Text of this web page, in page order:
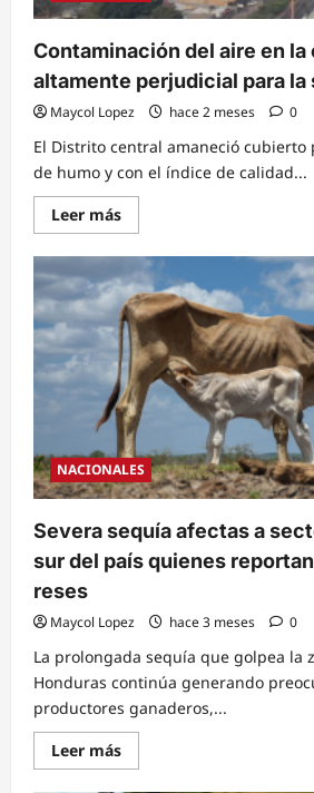
Contaminación del aire en la
altamente perjudicial para la
Maycol Lopez hace 2 meses 0
El Distrito central amaneció
de humo y con el índice de calidad...
Leer másRead
more
Contaminación
del
aire
en
la
capital
es
altamente
perjudicial
para
la
salud
NACIONALES
Severa sequía afectas a
sur del país quienes
reses
Maycol Lopez hace 3 meses 0
La prolongada sequía que golpea la
Honduras continúa generando
productores ganaderos,...
Leer másRead
more